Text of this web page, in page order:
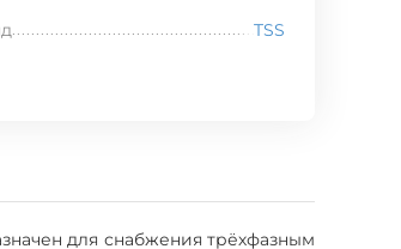
TSS
для снабжения трёхфазным